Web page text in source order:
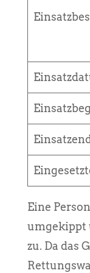
Eine
umgekippt
zu. Da das